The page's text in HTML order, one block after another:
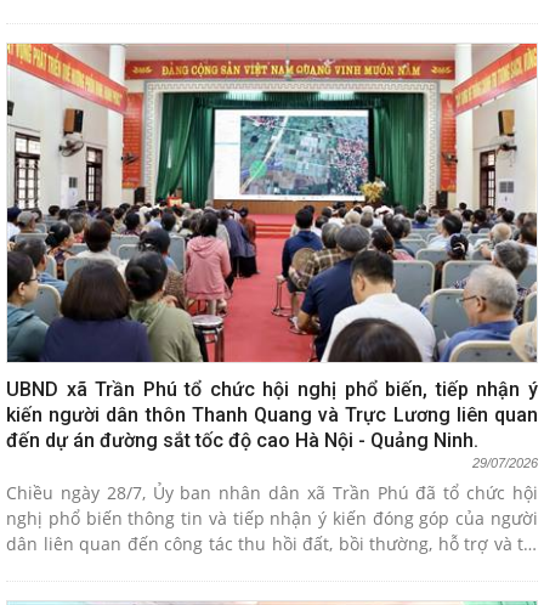
UBND xã Trần Phú tổ chức hội nghị phổ biến, tiếp nhận ý
kiến người dân thôn Thanh Quang và Trực Lương liên quan
đến dự án đường sắt tốc độ cao Hà Nội - Quảng Ninh.
29/07/2026
Chiều ngày 28/7, Ủy ban nhân dân xã Trần Phú đã tổ chức hội
nghị phổ biến thông tin và tiếp nhận ý kiến đóng góp của người
dân liên quan đến công tác thu hồi đất, bồi thường, hỗ trợ và tái